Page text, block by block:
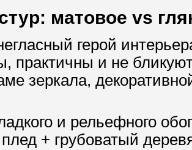
матовое vs
герой
практичны и не
зеркала,
и рельефного
+ грубоватый